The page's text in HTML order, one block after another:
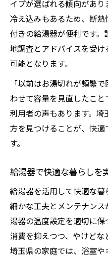
イプが選ばれる傾向があ
冷え込みもあるため、断
付きの給湯器が便利です
地調査とアドバイスを受
可能となります。
「以前はお湯切れが頻繁
わせて容量を見直したこ
利用者の声もあります。
方を見つけることが、快
す。
給湯器で快適な暮らしを
給湯器を活用して快適な
細かな工夫とメンテナン
湯器の温度設定を適切に
消費を抑えつつ、やけどな
埼玉県の家庭では、浴室